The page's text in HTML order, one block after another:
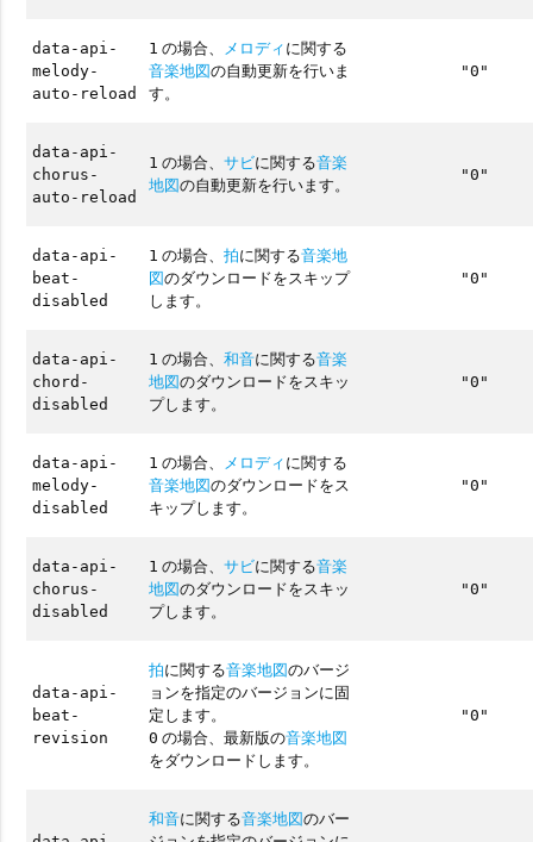
data-api-
melody-
auto-reload
1 の場合、 メロディに関する
音楽地図の自動更新を行いま
す。
"0"
data-api-
chorus-
auto-reload
1 の場合、サビに関する音楽
地図の自動更新を行います。
"0"
data-api-
beat-
disabled
1 の場合、拍に関する音楽地
図のダウンロードをスキップ
します。
"0"
data-api-
chord-
disabled
1 の場合、和音に関する音楽
地図のダウンロードをスキッ
プします。
"0"
data-api-
melody-
disabled
1 の場合、 メロディに関する
音楽地図のダウンロードをス
キップします。
"0"
data-api-
chorus-
disabled
1 の場合、サビに関する音楽
地図のダウンロードをスキッ
プします。
"0"
data-api-
beat-
revision
拍に関する音楽地図のバージ
ョンを指定のバージョンに固
定します。
0 の場合、最新版の音楽地図
をダウンロードします。
"0"
和音に関する音楽地図のバー